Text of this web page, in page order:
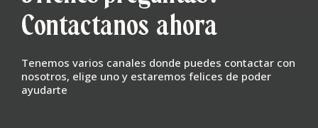
Contactanos ahora
Tenemos varios canales donde puedes contactar con
nosotros, elige uno y estaremos felices de poder
ayudarte